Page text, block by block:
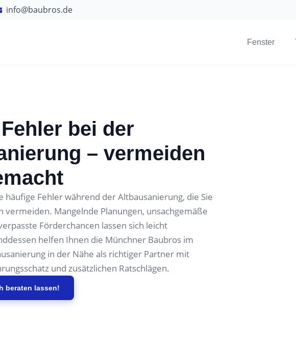
info@baubros.de
Fenster
bei der
– vermeiden
häufige Fehler während der Altbausanierung, die Sie
vermeiden. Mangelnde Planungen, unsachgemäße
Förderchancen lassen sich leicht
helfen Ihnen die Münchner Baubros im
in der Nähe als richtiger Partner mit
und zusätzlichen Ratschlägen.
beraten lassen!